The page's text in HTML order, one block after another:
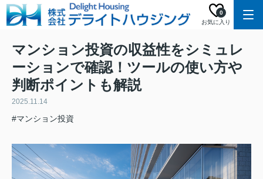
お気に入り
0
マンション投資の収益性をシミュレ
ーションで確認！ツールの使い方や
判断ポイントも解説
2025.11.14
#マンション投資